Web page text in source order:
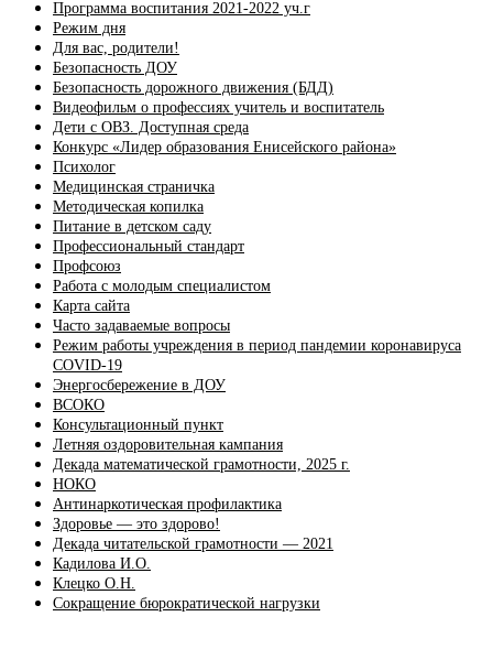
Программа воспитания 2021-2022 уч.г
Режим дня
Для вас, родители!
Безопасность ДОУ
Безопасность дорожного движения (БДД)
Видеофильм о профессиях учитель и воспитатель
Дети с ОВЗ. Доступная среда
Конкурс «Лидер образования Енисейского района»
Психолог
Медицинская страничка
Методическая копилка
Питание в детском саду
Профессиональный стандарт
Профсоюз
Работа с молодым специалистом
Карта сайта
Часто задаваемые вопросы
Режим работы учреждения в период пандемии коронавируса
COVID-19
Энергосбережение в ДОУ
ВСОКО
Консультационный пункт
Летняя оздоровительная кампания
Декада математической грамотности, 2025 г.
НОКО
Антинаркотическая профилактика
Здоровье — это здорово!
Декада читательской грамотности — 2021
Кадилова И.О.
Клецко О.Н.
Сокращение бюрократической нагрузки